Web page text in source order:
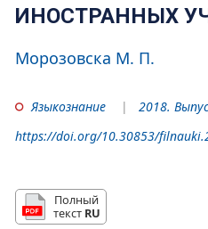
ИНОСТРАННЫХ
Морозовска М. П.
Языкознание
2018.
https://doi.org/10.30853/
Полный
текст RU